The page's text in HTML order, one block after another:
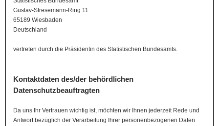
Gustav-Stresemann-Ring 11
65189 Wiesbaden
Deutschland
vertreten durch die Präsidentin des Statistischen Bundesamts.
Kontaktdaten des/der behördlichen
Datenschutzbeauftragten
Da uns Ihr Vertrauen wichtig ist, möchten wir Ihnen jederzeit Rede und
Antwort bezüglich der Verarbeitung Ihrer personenbezogenen Daten